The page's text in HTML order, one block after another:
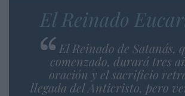
El Reinado
El Reinado de Satanás,
comenzado, durará tres
oración y el sacrificio
llegada del Anticristo, pero